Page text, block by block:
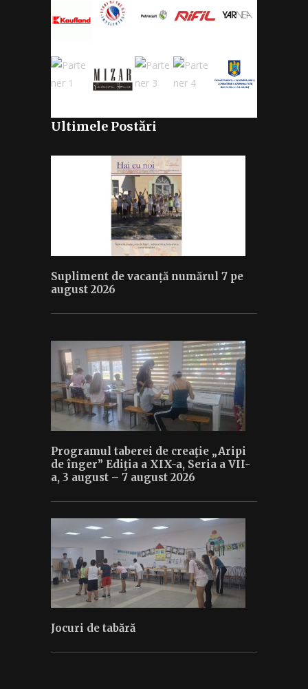
Ultimele Postări
Supliment de vacanță numărul 7 pe
august 2026
Programul taberei de creaţie „Aripi
de înger” Ediţia a XIX-a, Seria a VII-
a, 3 august – 7 august 2026
Jocuri de tabără